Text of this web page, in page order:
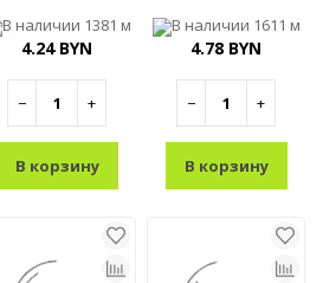
В наличии 1381 м
4.24 BYN
− +
В корзину
В наличии 1611 м
4.78 BYN
− +
В корзину